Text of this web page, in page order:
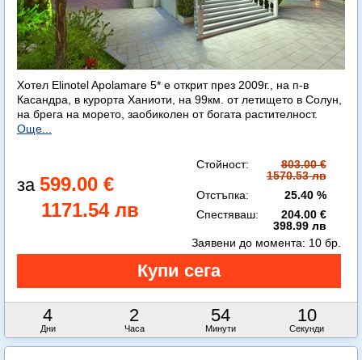
Хотел Elinotel Apolamare 5* е открит през 2009г., на п-в
Касандра, в курорта Ханиоти, на 99км. от летището в Солун,
на брега на морето, заобиколен от богата растителност.
Още...
599.00 €
1171.54 лв
Стойност:
803.00 €
1570.53 лв
Отстъпка:
25.40 %
Спестяваш:
204.00 €
398.99 лв
4
Дни
2
Часа
54
Минути
8
Секунди
Заявени до момента: 10 бр.